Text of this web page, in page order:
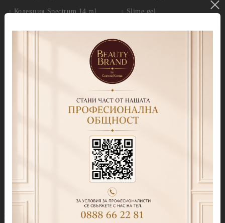
Колекция Spectrum 14 ml
Колекция Moulin Rouge
Колекция Cat Eye Galaxy
Колекция Touch
Бази
Slime gel
paint
Брокати, Фолиа и др.
Препарати
Дезинфектанти и
консумативи
Обезмаслители
За сваляне на гел лак/
лепкав слой
Други течности
Грижа за нокти и кожа